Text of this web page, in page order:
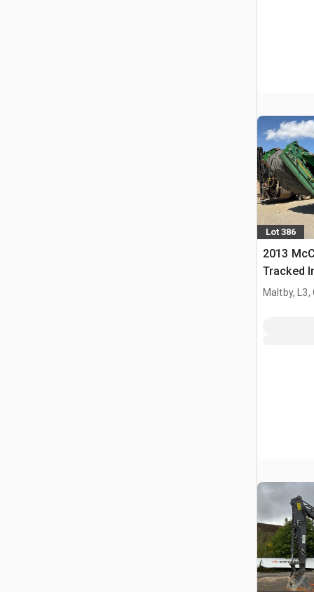
Lot 386
2013
Tracked
Maltby, L3,